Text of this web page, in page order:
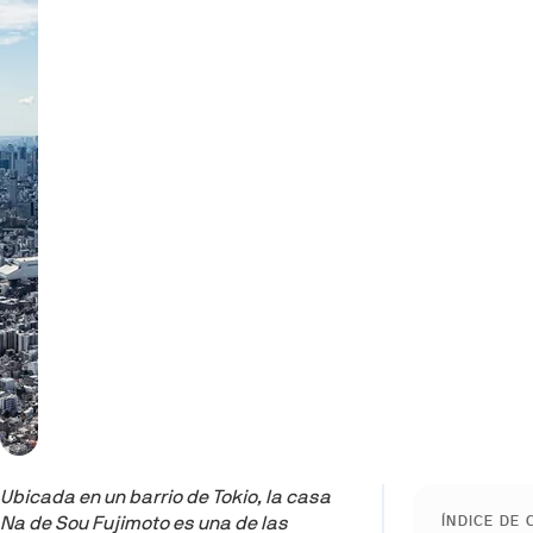
Ubicada en un barrio de Tokio, la casa
Na de Sou Fujimoto es una de las
ÍNDICE DE